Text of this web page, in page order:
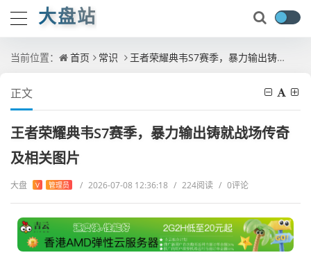
大盘站
当前位置： 首页 常识 王者荣耀典韦S7赛季，暴力输出铸就战场传奇及相关图片
正文
王者荣耀典韦S7赛季，暴力输出铸就战场传奇
及相关图片
大盘 V 管理员 / 2026-07-08 12:36:18 / 224阅读 / 0评论